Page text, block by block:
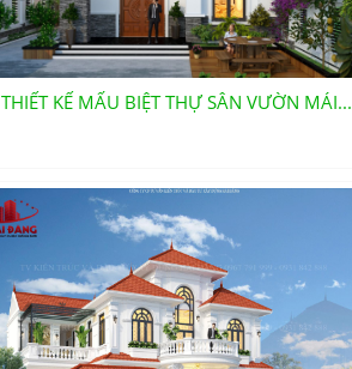
THIẾT KẾ MẤU BIỆT THỰ SÂN VƯỜN MÁI...